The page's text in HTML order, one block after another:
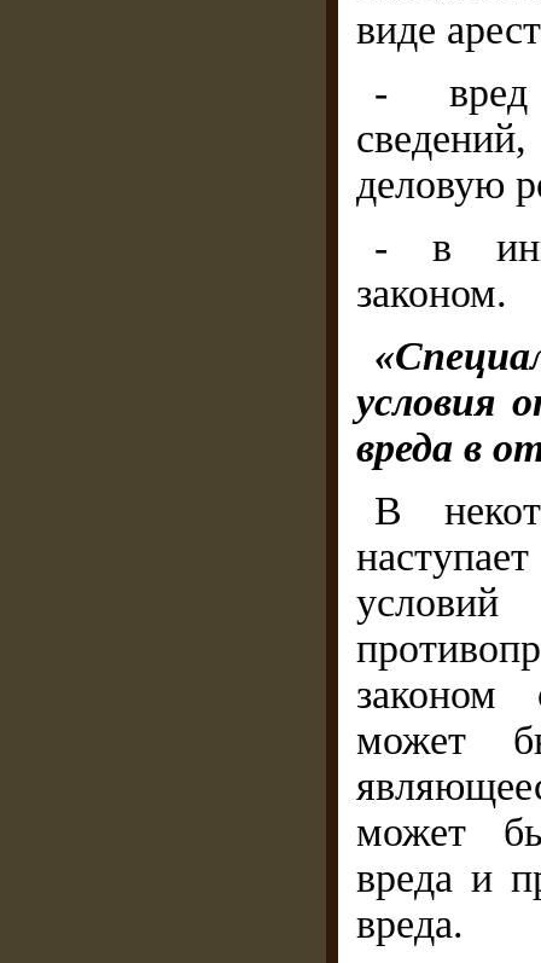
виде
- вред
деловую
- в
законом.
условия
вреда в
В
законом
может
может
вреда и
вреда.